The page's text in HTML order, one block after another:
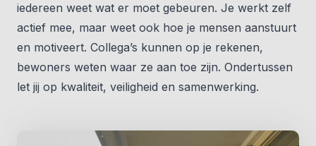
iedereen weet wat er moet gebeuren. Je werkt zelf
actief mee, maar weet ook hoe je mensen aanstuurt
en motiveert. Collega’s kunnen op je rekenen,
bewoners weten waar ze aan toe zijn. Ondertussen
let jij op kwaliteit, veiligheid en samenwerking.